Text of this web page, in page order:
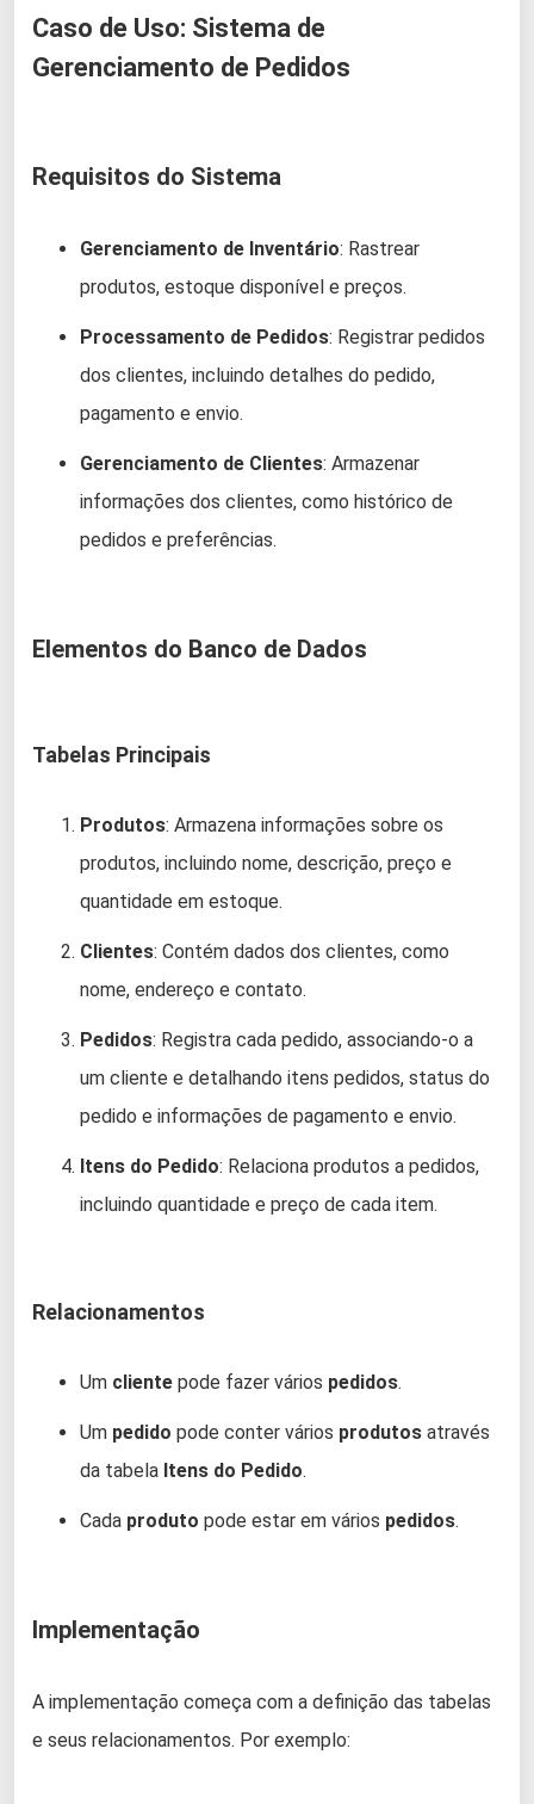
Caso de Uso: Sistema de
Gerenciamento de Pedidos
Requisitos do Sistema
Gerenciamento de Inventário: Rastrear
produtos, estoque disponível e preços.
Processamento de Pedidos: Registrar pedidos
dos clientes, incluindo detalhes do pedido,
pagamento e envio.
Gerenciamento de Clientes: Armazenar
informações dos clientes, como histórico de
pedidos e preferências.
Elementos do Banco de Dados
Tabelas Principais
Produtos: Armazena informações sobre os
produtos, incluindo nome, descrição, preço e
quantidade em estoque.
Clientes: Contém dados dos clientes, como
nome, endereço e contato.
Pedidos: Registra cada pedido, associando-o a
um cliente e detalhando itens pedidos, status do
pedido e informações de pagamento e envio.
Itens do Pedido: Relaciona produtos a pedidos,
incluindo quantidade e preço de cada item.
Relacionamentos
Um cliente pode fazer vários pedidos.
Um pedido pode conter vários produtos através
da tabela Itens do Pedido.
Cada produto pode estar em vários pedidos.
Implementação
A implementação começa com a definição das tabelas
e seus relacionamentos. Por exemplo: